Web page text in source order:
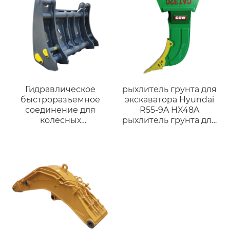
Гидравлическое
быстроразъемное
соединение для
колесных
устройством трактора
JCB 457, FL962, L120,
CAT966 и колесными
погрузчиками весом
от 3 до 15 тонн,
включая
быстроразъемное
рыхлитель грунта для
экскаватора Hyundai
R55-9A HX48A
рыхлитель грунта для